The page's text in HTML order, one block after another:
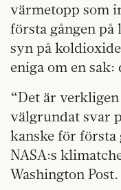
värmetopp som
första gången
syn på
eniga om en
“Det är
välgrundat svar
kanske för första
NASA:s
Washington Post.